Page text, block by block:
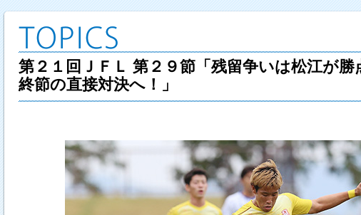
第２１回ＪＦＬ 第２９節「残留争いは松江が
終節の直接対決へ！」